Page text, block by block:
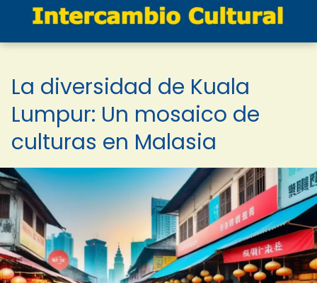
La diversidad de Kuala
Lumpur: Un mosaico de
culturas en Malasia